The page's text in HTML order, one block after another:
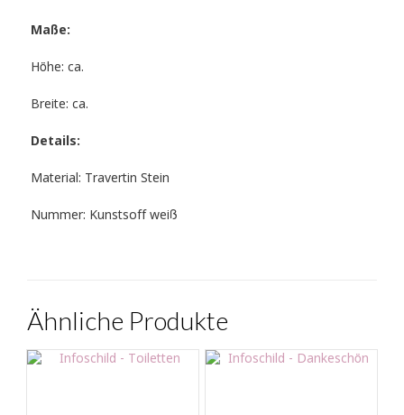
Maße:
Höhe: ca.
Breite: ca.
Details:
Material: Travertin Stein
Nummer: Kunstsoff weiß
Ähnliche Produkte